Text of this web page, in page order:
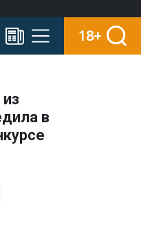
18+
в